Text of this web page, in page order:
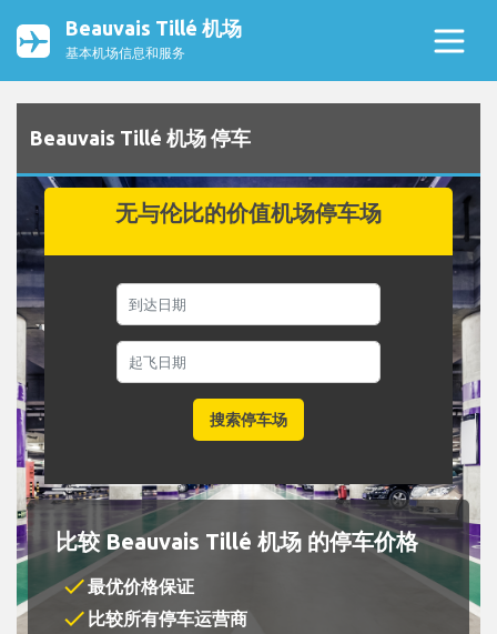
Beauvais Tillé 机场
基本机场信息和服务
Beauvais Tillé 机场 停车
无与伦比的价值机场停车场
比较 Beauvais Tillé 机场 的停车价格
check最优价格保证
check 比较所有停车运营商